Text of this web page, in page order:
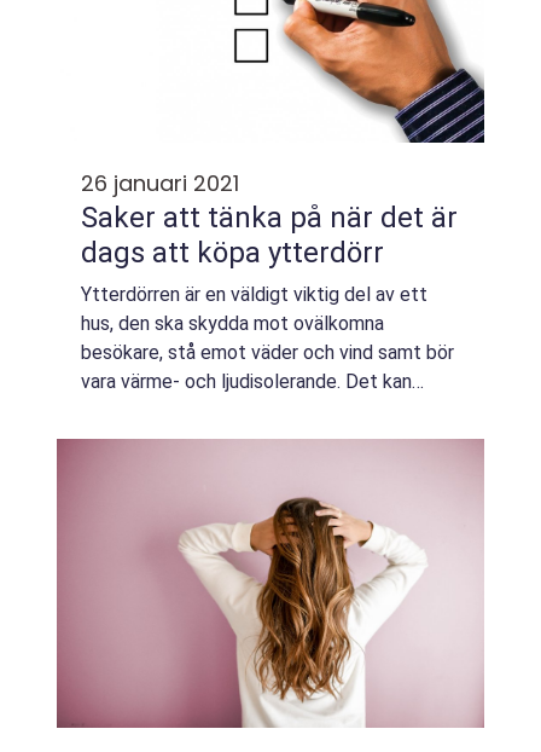
26 januari 2021
Saker att tänka på när det är
dags att köpa ytterdörr
Ytterdörren är en väldigt viktig del av ett
hus, den ska skydda mot ovälkomna
besökare, stå emot väder och vind samt bör
vara värme- och ljudisolerande. Det kan
till exempel på grund av att dörren läcker ...